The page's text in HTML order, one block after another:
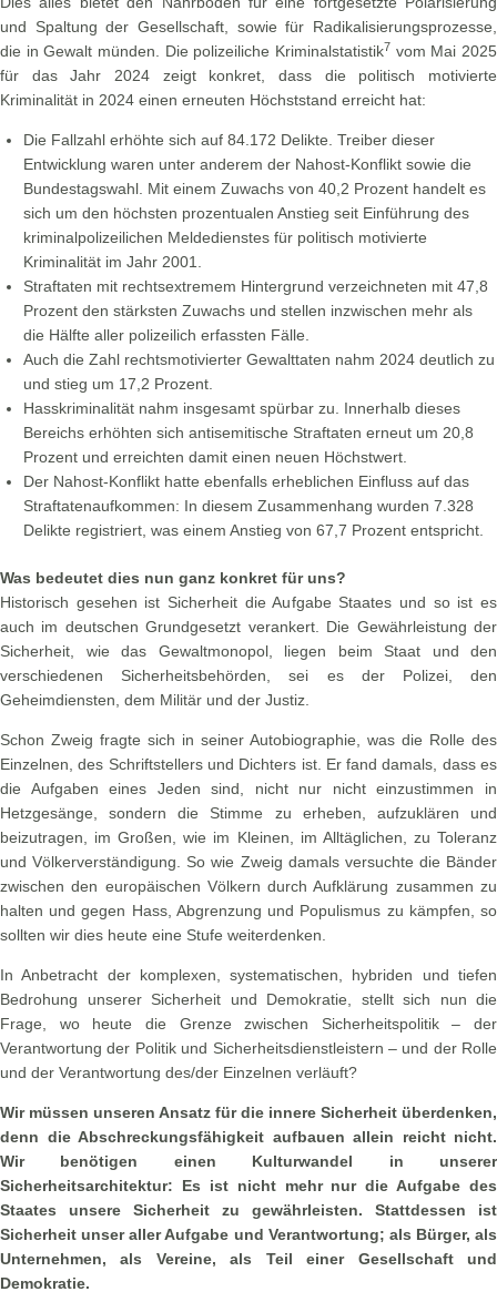
und Spaltung der Gesellschaft, sowie für Radikalisierungsprozesse,
die in Gewalt münden. Die polizeiliche Kriminalstatistik7 vom Mai 2025
für das Jahr 2024 zeigt konkret, dass die politisch motivierte
Kriminalität in 2024 einen erneuten Höchststand erreicht hat:
Die Fallzahl erhöhte sich auf 84.172 Delikte. Treiber dieser
Entwicklung waren unter anderem der Nahost-Konflikt sowie die
Bundestagswahl. Mit einem Zuwachs von 40,2 Prozent handelt es
sich um den höchsten prozentualen Anstieg seit Einführung des
kriminalpolizeilichen Meldedienstes für politisch motivierte
Kriminalität im Jahr 2001.
Straftaten mit rechtsextremem Hintergrund verzeichneten mit 47,8
Prozent den stärksten Zuwachs und stellen inzwischen mehr als
die Hälfte aller polizeilich erfassten Fälle.
Auch die Zahl rechtsmotivierter Gewalttaten nahm 2024 deutlich zu
und stieg um 17,2 Prozent.
Hasskriminalität nahm insgesamt spürbar zu. Innerhalb dieses
Bereichs erhöhten sich antisemitische Straftaten erneut um 20,8
Prozent und erreichten damit einen neuen Höchstwert.
Der Nahost-Konflikt hatte ebenfalls erheblichen Einfluss auf das
Straftatenaufkommen: In diesem Zusammenhang wurden 7.328
Delikte registriert, was einem Anstieg von 67,7 Prozent entspricht.
Was bedeutet dies nun ganz konkret für uns?
Historisch gesehen ist Sicherheit die Aufgabe Staates und so ist es
auch im deutschen Grundgesetzt verankert. Die Gewährleistung der
Sicherheit, wie das Gewaltmonopol, liegen beim Staat und den
verschiedenen Sicherheitsbehörden, sei es der Polizei, den
Geheimdiensten, dem Militär und der Justiz.
Schon Zweig fragte sich in seiner Autobiographie, was die Rolle des
Einzelnen, des Schriftstellers und Dichters ist. Er fand damals, dass es
die Aufgaben eines Jeden sind, nicht nur nicht einzustimmen in
Hetzgesänge, sondern die Stimme zu erheben, aufzuklären und
beizutragen, im Großen, wie im Kleinen, im Alltäglichen, zu Toleranz
und Völkerverständigung. So wie Zweig damals versuchte die Bänder
zwischen den europäischen Völkern durch Aufklärung zusammen zu
halten und gegen Hass, Abgrenzung und Populismus zu kämpfen, so
sollten wir dies heute eine Stufe weiterdenken.
In Anbetracht der komplexen, systematischen, hybriden und tiefen
Bedrohung unserer Sicherheit und Demokratie, stellt sich nun die
Frage, wo heute die Grenze zwischen Sicherheitspolitik – der
Verantwortung der Politik und Sicherheitsdienstleistern – und der Rolle
und der Verantwortung des/der Einzelnen verläuft?
Wir müssen unseren Ansatz für die innere Sicherheit überdenken,
denn die Abschreckungsfähigkeit aufbauen allein reicht nicht.
Wir benötigen einen Kulturwandel in unserer
Sicherheitsarchitektur: Es ist nicht mehr nur die Aufgabe des
Staates unsere Sicherheit zu gewährleisten. Stattdessen ist
Sicherheit unser aller Aufgabe und Verantwortung; als Bürger, als
Unternehmen, als Vereine, als Teil einer Gesellschaft und
Demokratie.